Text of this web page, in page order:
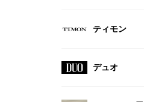
ティモン
デュオ